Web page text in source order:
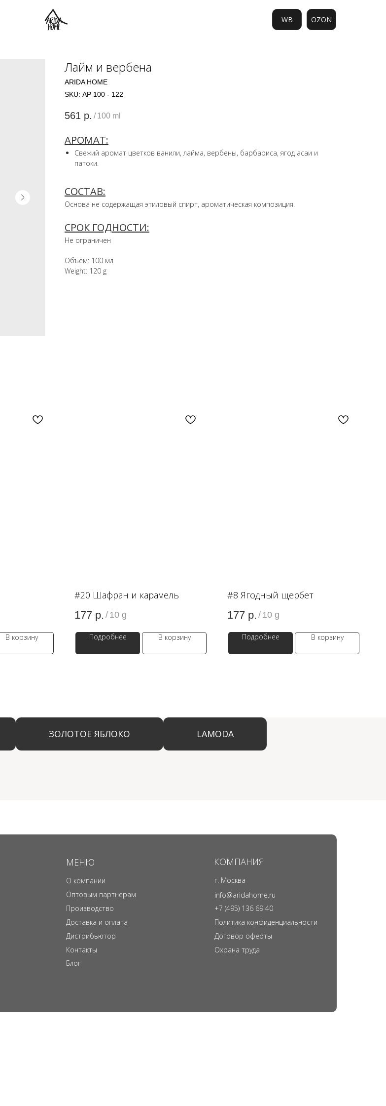
WB OZON
Лайм и вербена
ARIDA HOME
SKU: АР 100 - 122
561 р. / 100 ml
АРОМАТ:
Свежий аромат цветков ванили, лайма, вербены, барбариса, ягод асаи и
патоки.
СОСТАВ:
Основа не содержащая этиловый спирт, ароматическая композиция.
СРОК ГОДНОСТИ:
Не ограничен
Объём: 100 мл
Weight: 120 g
В корзину
#20 Шафран и карамель
177 р. / 10 g
Подробнее В корзину
#8 Ягодный щербет
177 р. / 10 g
Подробнее В корзину
ЗОЛОТОЕ ЯБЛОКО LAMODA
МЕНЮ
О компании
Производство
Оптовым партнерам
Контакты
КОМПАНИЯ
г. Москва
info@aridahome.ru
+7 (495) 136 69 40
Политика конфиденциальности
Договор оферты
Охрана труда
Дистрибьютор
Доставка и оплата
Блог